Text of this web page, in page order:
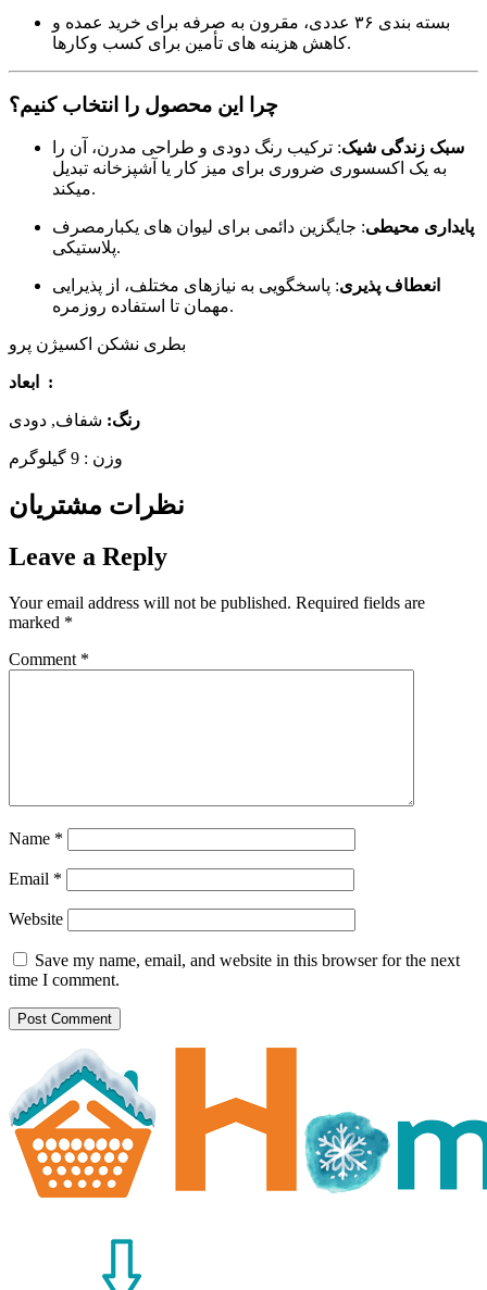
بسته بندی ۳۶ عددی، مقرون به صرفه برای خرید عمده و
کاهش هزینه های تأمین برای کسب وکارها.
چرا این محصول را انتخاب کنیم؟
سبک زندگی شیک: ترکیب رنگ دودی و طراحی مدرن، آن را
به یک اکسسوری ضروری برای میز کار یا آشپزخانه تبدیل
میکند.
پایداری محیطی: جایگزین دائمی برای لیوان های یکبارمصرف
پلاستیکی.
انعطاف پذیری: پاسخگویی به نیازهای مختلف، از پذیرایی
مهمان تا استفاده روزمره.
بطری نشکن اکسیژن پرو
ابعاد :
رنگ: شفاف, دودی
وزن : 9 گیلوگرم
نظرات مشتریان
Leave a Reply
Your email address will not be published. Required fields are
marked *
Comment *
Name *
Email *
Website
Save my name, email, and website in this browser for the next
time I comment.